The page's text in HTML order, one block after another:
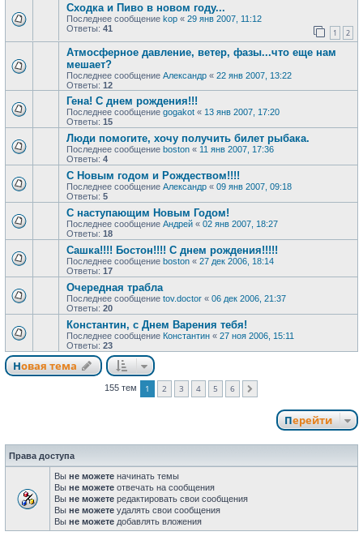
Сходка и Пиво в новом году...
Последнее сообщение kop « 29 янв 2007, 11:12
Ответы: 41 1 2
Атмосферное давление, ветер, фазы...что еще нам
мешает?
Последнее сообщение Александр « 22 янв 2007, 13:22
Ответы: 12
Гена! С днем рождения!!!
Последнее сообщение gogakot « 13 янв 2007, 17:20
Ответы: 15
Люди помогите, хочу получить билет рыбака.
Последнее сообщение boston « 11 янв 2007, 17:36
Ответы: 4
С Новым годом и Рождеством!!!!
Последнее сообщение Александр « 09 янв 2007, 09:18
Ответы: 5
С наступающим Новым Годом!
Последнее сообщение Андрей « 02 янв 2007, 18:27
Ответы: 18
Сашка!!!! Бостон!!!! С днем рождения!!!!!
Последнее сообщение boston « 27 дек 2006, 18:14
Ответы: 17
Очередная трабла
Последнее сообщение tov.doctor « 06 дек 2006, 21:37
Ответы: 20
Константин, с Днем Варения тебя!
Последнее сообщение Константин « 27 ноя 2006, 15:11
Ответы: 23
Новая тема
155 тем 1 2 3 4 5 6
Перейти
Права доступа
Вы не можете начинать темы
Вы не можете отвечать на сообщения
Вы не можете редактировать свои сообщения
Вы не можете удалять свои сообщения
Вы не можете добавлять вложения